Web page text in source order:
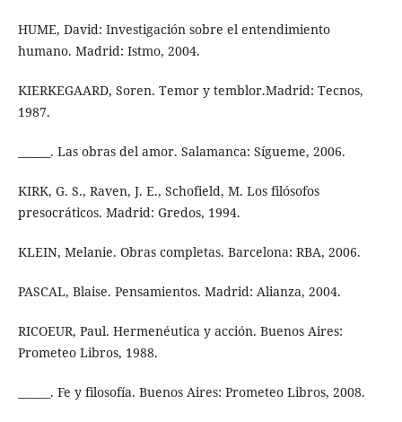
HUME, David: Investigación sobre el entendimiento
humano. Madrid: Istmo, 2004.
KIERKEGAARD, Soren. Temor y temblor.Madrid: Tecnos,
1987.
______. Las obras del amor. Salamanca: Sígueme, 2006.
KIRK, G. S., Raven, J. E., Schofield, M. Los filósofos
presocráticos. Madrid: Gredos, 1994.
KLEIN, Melanie. Obras completas. Barcelona: RBA, 2006.
PASCAL, Blaise. Pensamientos. Madrid: Alianza, 2004.
RICOEUR, Paul. Hermenéutica y acción. Buenos Aires:
Prometeo Libros, 1988.
______. Fe y filosofía. Buenos Aires: Prometeo Libros, 2008.